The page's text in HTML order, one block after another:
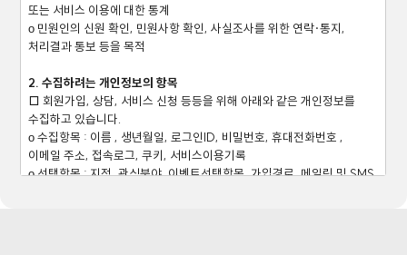
또는 서비스 이용에 대한 통계
ο 민원인의 신원 확인, 민원사항 확인, 사실조사를 위한 연락·통지,
처리결과 통보 등을 목적
2. 수집하려는 개인정보의 항목
□ 회원가입, 상담, 서비스 신청 등등을 위해 아래와 같은 개인정보를
수집하고 있습니다.
ο 수집항목 : 이름 , 생년월일, 로그인ID, 비밀번호, 휴대전화번호 ,
이메일 주소, 접속로그, 쿠키, 서비스이용기록
ο 선택항목 : 지점, 관심분야, 이벤트선택항목, 가입경로, 메일링 및 SMS